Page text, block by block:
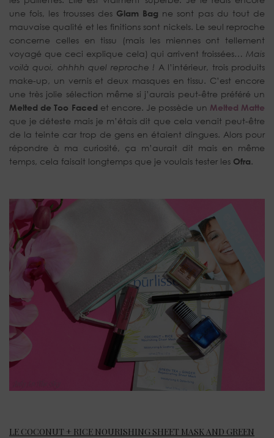
une fois, les trousses des Glam Bag ne sont pas du tout de
mauvaise qualité et les finitions sont nickels. Le seul reproche
concerne celles en tissu (mais les miennes ont tellement
voyagé que ceci explique cela) qui arrivent froissées… Mais
voilà quoi, ohhhh quel reproche ! A l’intérieur, trois produits
make-up, un vernis et deux masques en tissu. C’est encore
une très jolie sélection même si j’aurais peut-être préféré un
Melted de Too Faced et encore. Je possède un Melted Matte
que je déteste mais je m’étais dit que cela venait peut-être
de la teinte car trop de gens en étaient dingues. Alors pour
répondre à ma curiosité, ça m’aurait dit mais en même
temps, cela faisait longtemps que je voulais tester les Ofra.
LE COCONUT + RICE NOURISHING SHEET MASK AND GREEN